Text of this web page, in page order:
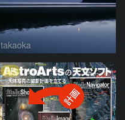
takaoka
PR